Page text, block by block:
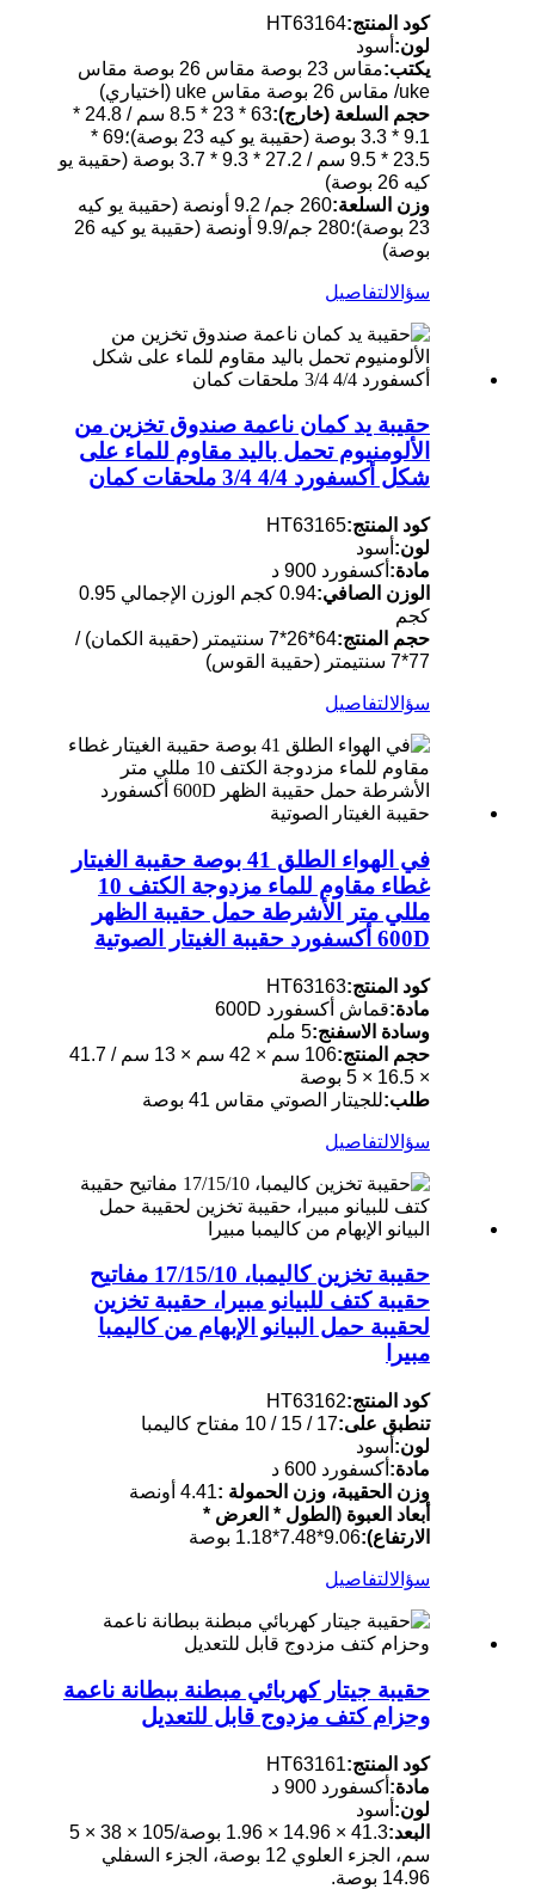
كود المنتج:HT63164
لون: أسود
يكتب:
مقاس 23 بوصة مقاس 26 بوصة مقاس
uke/ مقاس 26 بوصة مقاس uke (اختياري)
حجم السلعة (خارج):
63 * 23 * 8.5 سم / 24.8 *
9.1 * 3.3 بوصة (حقيبة يو كيه 23 بوصة)؛69 *
23.5 * 9.5 سم / 27.2 * 9.3 * 3.7 بوصة (حقيبة يو
كيه 26 بوصة)
وزن السلعة:
260 جم/ 9.2 أونصة (حقيبة يو كيه
23 بوصة)؛280 جم/9.9 أونصة (حقيبة يو كيه 26
بوصة)
سؤالالتفاصيل
حقيبة يد كمان ناعمة صندوق تخزين من
الألومنيوم تحمل باليد مقاوم للماء على
شكل أكسفورد 4/4 3/4 ملحقات كمان
كود المنتج:HT63165
لون: أسود
مادة: أكسفورد 900 د
الوزن الصافي:
0.94 كجم الوزن الإجمالي 0.95
كجم
حجم المنتج:
64*26*7 سنتيمتر (حقيبة الكمان) /
77*7 سنتيمتر (حقيبة القوس)
سؤالالتفاصيل
في الهواء الطلق 41 بوصة حقيبة الغيتار
غطاء مقاوم للماء مزدوجة الكتف 10
مللي متر الأشرطة حمل حقيبة الظهر
600D أكسفورد حقيبة الغيتار الصوتية
كود المنتج:HT63163
مادة:قماش أكسفورد 600D
وسادة الاسفنج:5 ملم
حجم المنتج:
106 سم × 42 سم × 13 سم / 41.7
× 16.5 × 5 بوصة
طلب:للجيتار الصوتي مقاس 41 بوصة
سؤالالتفاصيل
حقيبة تخزين كاليمبا، 17/15/10 مفاتيح
حقيبة كتف للبيانو مبيرا، حقيبة تخزين
لحقيبة حمل البيانو الإبهام من كاليمبا
مبيرا
كود المنتج:HT63162
تنطبق على:17 / 15 / 10 مفتاح كاليمبا
لون: أسود
مادة: أكسفورد 600 د
وزن الحقيبة، وزن الحمولة :4.41 أونصة
أبعاد العبوة (الطول * العرض *
الارتفاع):9.06*7.48*1.18 بوصة
سؤالالتفاصيل
حقيبة جيتار كهربائي مبطنة ببطانة ناعمة
وحزام كتف مزدوج قابل للتعديل
كود المنتج:HT63161
مادة: أكسفورد 900 د
لون: أسود
البعد:
41.3 × 14.96 × 1.96 بوصة/105 × 38 × 5
سم، الجزء العلوي 12 بوصة، الجزء السفلي
14.96 بوصة.